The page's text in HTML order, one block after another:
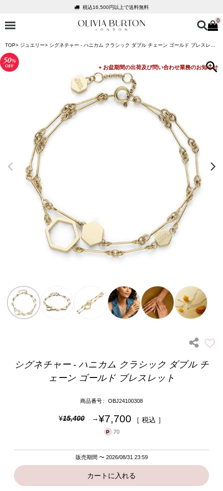
税込16,500円以上で送料無料
会員登録で1,000円分のポイントプレゼント
税込16,500円以上で送料無料
会員登録で1,000円分のポイントプレゼント
公式パッケージでお届け
0
TOP ジュエリー シグネチャー - ハニカム クラシック ダブル チェーン ゴールド ブレスレット
シグネチャー - ハニカム クラシック ダブル チ
ェーン ゴールド ブレスレット
商品番号 OBJ24100308
¥15,400 ¥7,700 税込
70
販売期間 〜 2026/08/31 23:59
カートに入れる